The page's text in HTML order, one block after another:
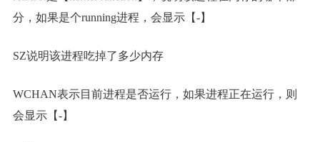
分，如果是个running进程，会显示【-】
SZ说明该进程吃掉了多少内存
WCHAN表示目前进程是否运行，如果进程正在运行，则
会显示【-】